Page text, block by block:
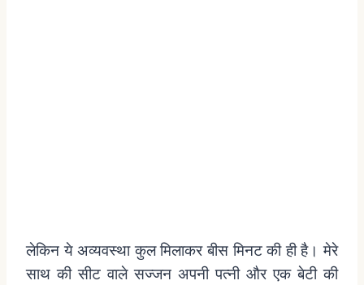
लेकिन ये अव्यवस्था कुल मिलाकर बीस मिनट की ही है। मेरे
साथ की सीट वाले सज्जन अपनी पत्नी और एक बेटी की